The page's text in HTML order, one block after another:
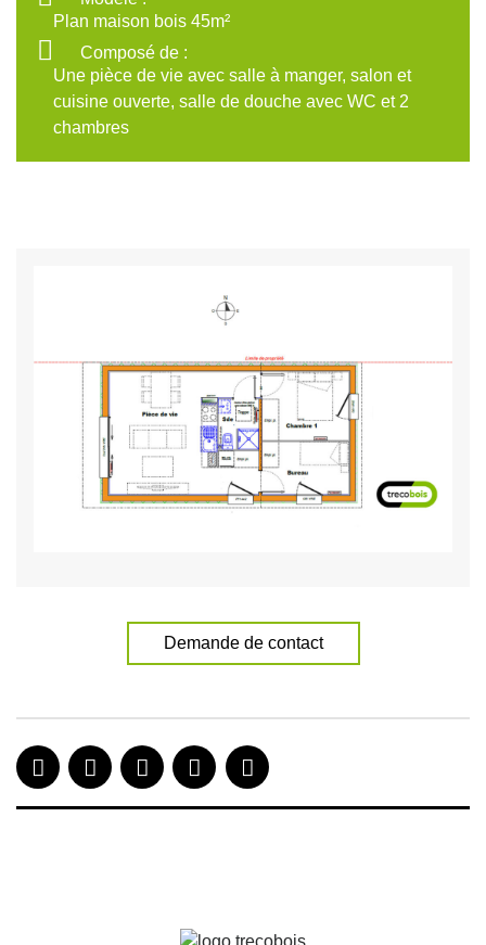
Plan maison bois 45m²
Composé de :
Une pièce de vie avec salle à manger, salon et
cuisine ouverte, salle de douche avec WC et 2
chambres
Demande de contact